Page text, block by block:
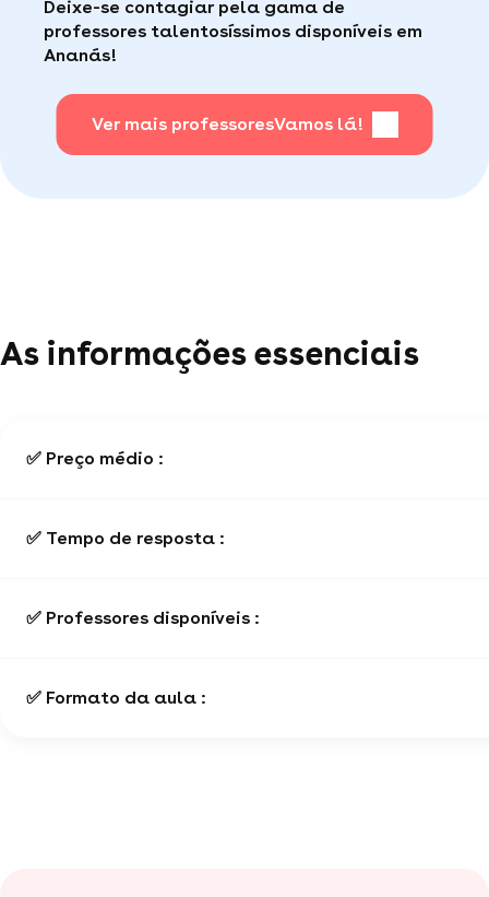
Faça sua busca, com apena um clique, é muito
consumidor de qualidade disponível para te ajudar
(por telefone e e-mail, 5J/7).
Para saber + acesse nossa página de perguntas
mais frequentes.
Deixe-se contagiar pela gama de
professores talentosíssimos disponíveis em
Ananás!
Ver mais professoresVamos lá!
As informações essenciais
✅ Preço médio :
✅ Tempo de resposta :
✅ Professores disponíveis :
✅ Formato da aula :